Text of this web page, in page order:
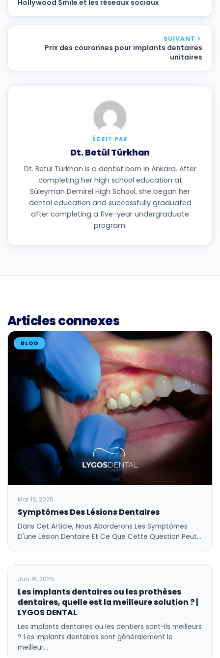
Hollywood Smile et les réseaux sociaux
SUIVANT
Prix des couronnes pour implants dentaires
unitaires
ÉCRIT PAR
Dt. Betül Türkhan
Dt. Betül Türkhan is a dentist born in Ankara. After
completing her high school education at
Süleyman Demirel High School, she began her
dental education and successfully graduated
after completing a five-year undergraduate
program.
Articles connexes
BLOG
Mar 15, 2025
Symptômes Des Lésions Dentaires
Dans Cet Article, Nous Aborderons Les Symptômes
D'une Lésion Dentaire Et Ce Que Cette Question Peut…
BLOG
Jan 16, 2025
Les implants dentaires ou les prothèses
dentaires, quelle est la meilleure solution ? |
LYGOS DENTAL
Les implants dentaires ou les dentiers sont-ils meilleurs
? Les implants dentaires sont généralement le
meilleur…